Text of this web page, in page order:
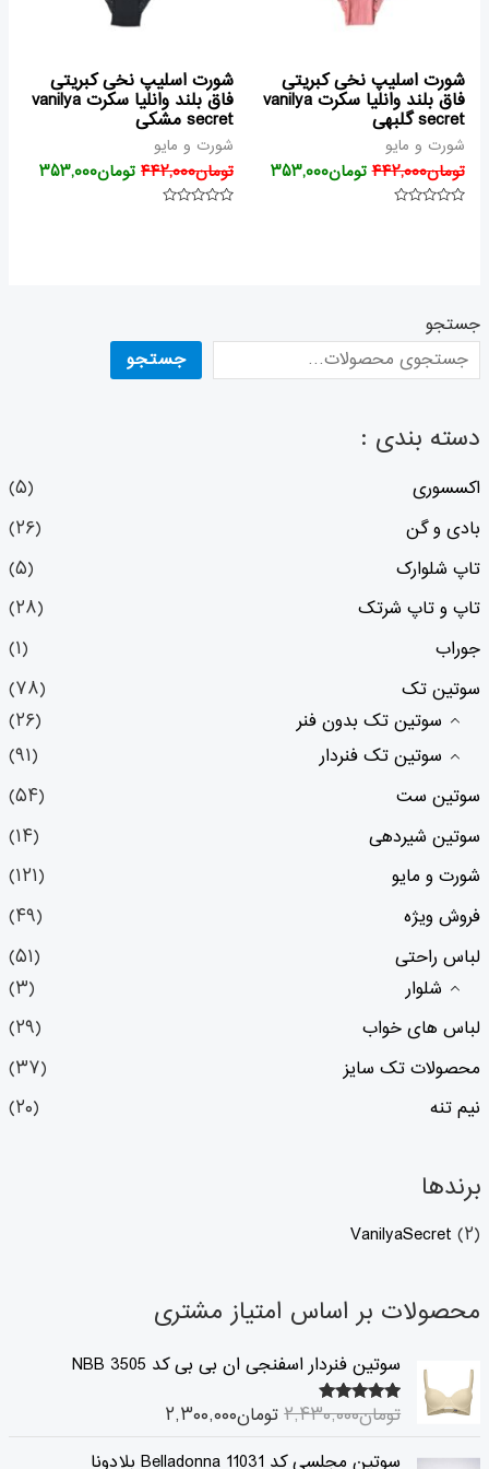
جستجو
جستجو
دسته بندی :
اکسسوری
(۵)
بادی و گن
(۲۶)
تاپ شلوارک
(۵)
تاپ و تاپ شرتک
(۲۸)
جوراب
(۱)
سوتین تک
(۷۸)
سوتین تک بدون فنر
(۲۶)
سوتین تک فنردار
(۹۱)
سوتین ست
(۵۴)
سوتین شیردهی
(۱۴)
شورت و مایو
(۱۲۱)
فروش ویژه
(۴۹)
لباس راحتی
(۵۱)
شلوار
(۳)
لباس های خواب
(۲۹)
محصولات تک سایز
(۳۷)
نیم تنه
(۲۰)
برندها
VanilyaSecret (۲)
محصولات بر اساس امتیاز مشتری
سوتین فنردار اسفنجی ان بی بی کد 3505 NBB
امتیاز۵.۰۰تومان۲,۴۳۰,۰۰۰
ق
ی
ت
تومان۲,۳۰۰,۰۰۰
ق
ی
م
سوتین مجلسی کد 11031 Belladonna بلادونا
ق ق
شورت اسلیپ نخی کبریتی
فاق بلند وانلیا سکرت vanilya
secret گلبهی
شورت و مایو
تومان۴۴۲,۰۰۰ تومان۳۵۳,۰۰۰
شورت اسلیپ نخی کبریتی
فاق بلند وانلیا سکرت vanilya
secret مشکی
شورت و مایو
تومان۴۴۲,۰۰۰ تومان۳۵۳,۰۰۰